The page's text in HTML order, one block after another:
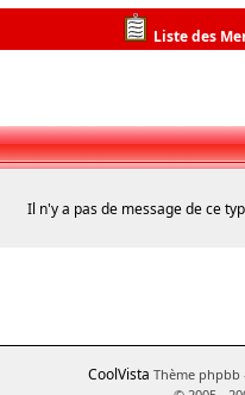
Liste des
Il n'y a pas de message de ce
CoolVista Thème phpbb